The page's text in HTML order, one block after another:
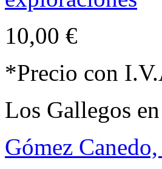
10,00 €
*Precio con
Los Gallegos
Gómez